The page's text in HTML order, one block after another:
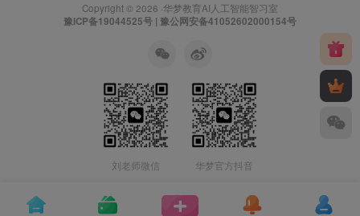
Copyright © 2026 ·华梦教育AI人工智能智习室
豫ICP备19044525号 | 豫公网安备41052602000154号
刘老师微信 华梦官方抖音